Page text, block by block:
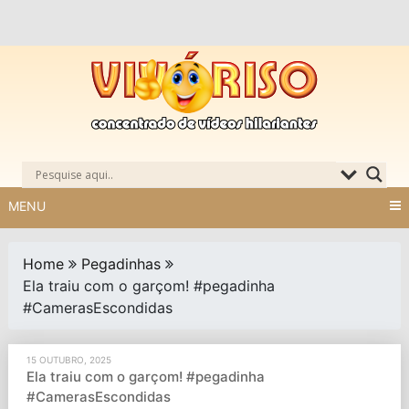
MENU
Home
Pegadinhas
Ela traiu com o garçom! #pegadinha
#CamerasEscondidas
15 OUTUBRO, 2025
Ela traiu com o garçom! #pegadinha
#CamerasEscondidas